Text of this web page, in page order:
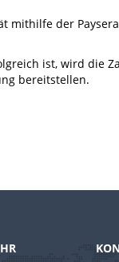
mithilfe der
ist, wird die
bereitstellen.